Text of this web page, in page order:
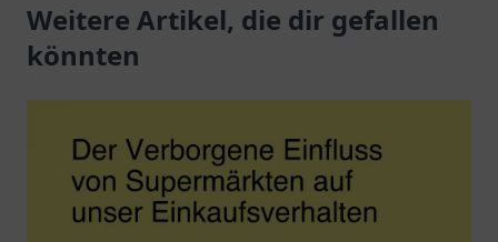
für Pendler und
Reisende.
Weitere Artikel, die dir gefallen
könnten